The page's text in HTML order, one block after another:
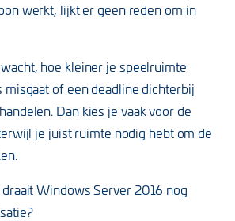
werkt, lijkt er geen reden om in
hoe kleiner je speelruimte
misgaat of een deadline dichterbij
Dan kies je vaak voor de
je juist ruimte nodig hebt om de
Windows Server 2016 nog